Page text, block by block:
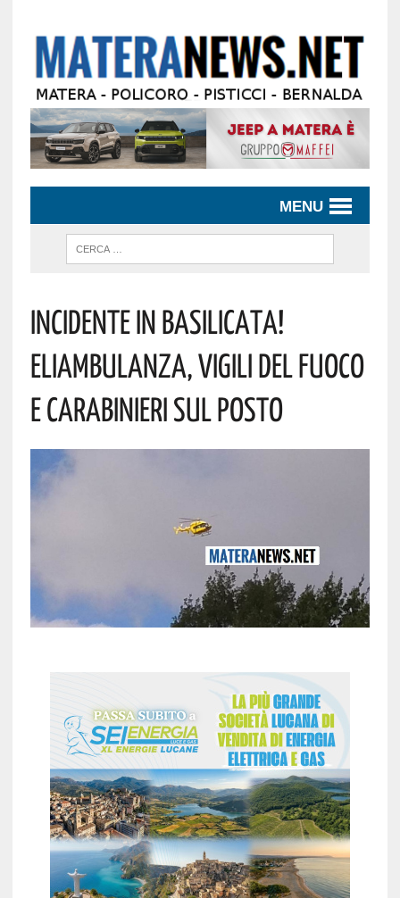
MENU
Incidente In Basilicata!
Eliambulanza, Vigili Del Fuoco
E Carabinieri Sul Posto